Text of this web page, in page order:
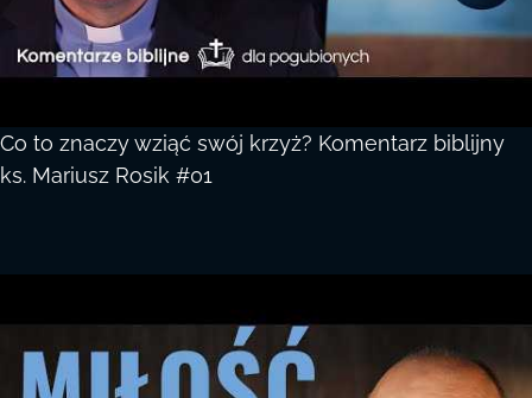
Co to znaczy wziąć swój krzyż? Komentarz biblijny
ks. Mariusz Rosik #01